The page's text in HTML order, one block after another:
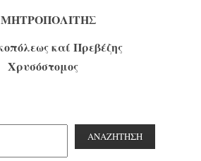
καί Πρεβέζης
Χρυσόστομος
ΑΝΑΖΉΤΗΣΗ